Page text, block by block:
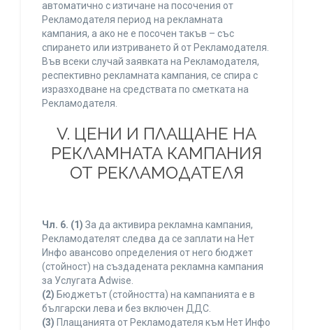
автоматично с изтичане на посочения от
Рекламодателя период на рекламната
кампания, а ако не е посочен такъв – със
спирането или изтриването й от Рекламодателя.
Във всеки случай заявката на Рекламодателя,
респективно рекламната кампания, се спира с
изразходване на средствата по сметката на
Рекламодателя.
V. ЦЕНИ И ПЛАЩАНЕ НА
РЕКЛАМНАТА КАМПАНИЯ
ОТ РЕКЛАМОДАТЕЛЯ
Чл. 6. (1) За да активира рекламна кампания,
Рекламодателят следва да се заплати на Нет
Инфо авансово определения от него бюджет
(стойност) на създадената рекламна кампания
за Услугата Adwise.
(2) Бюджетът (стойността) на кампанията е в
български лева и без включен ДДС.
(3) Плащанията от Рекламодателя към Нет Инфо